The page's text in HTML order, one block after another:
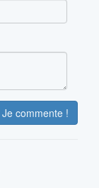
Je commente !